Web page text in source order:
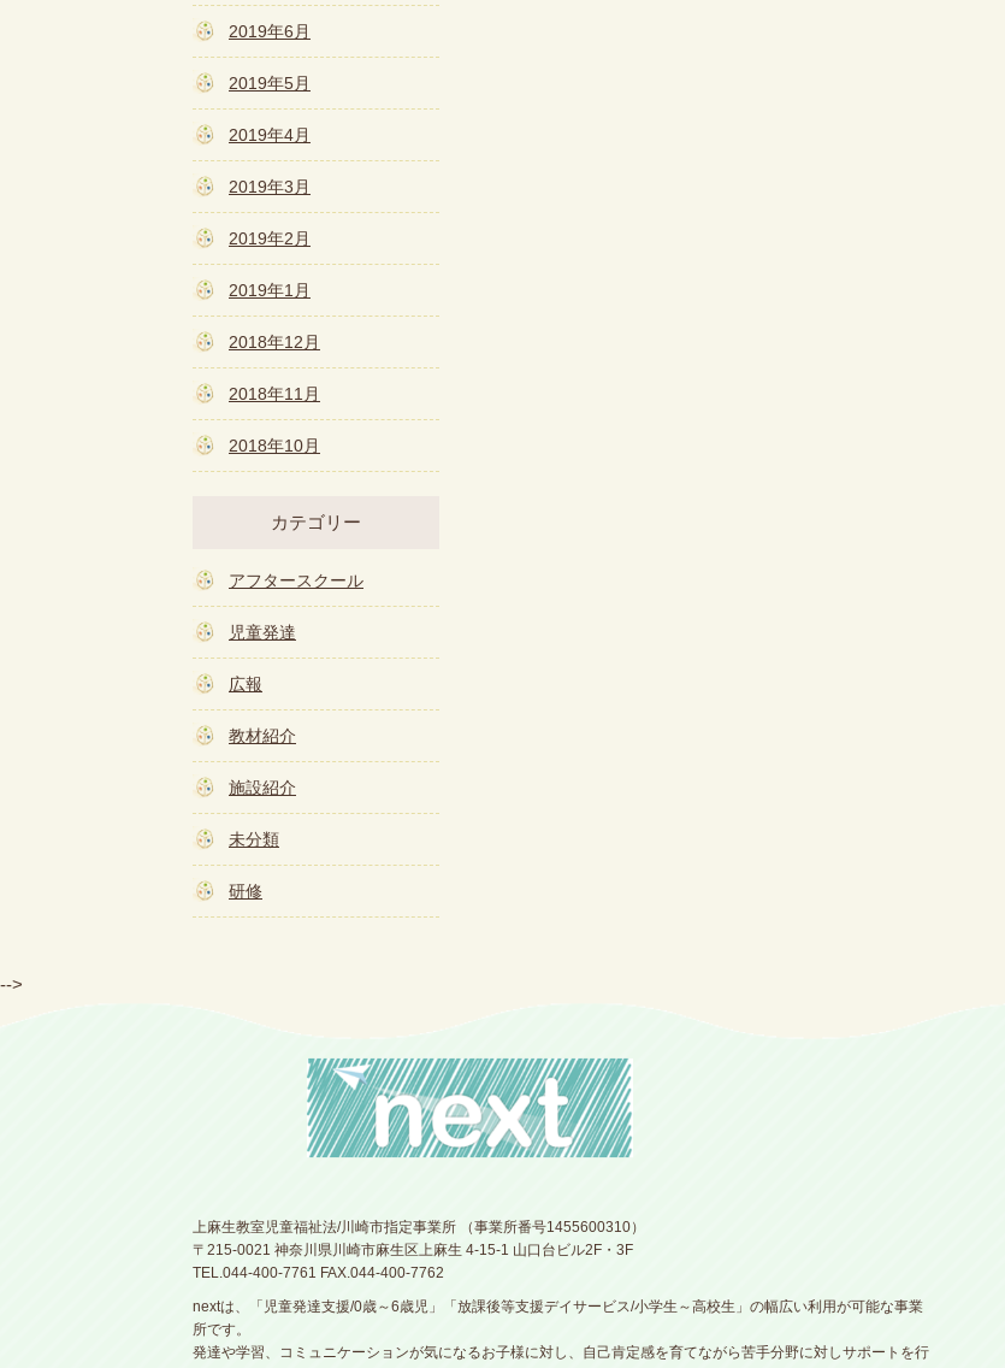
2019年6月
2019年5月
2019年4月
2019年3月
2019年2月
2019年1月
2018年12月
2018年11月
2018年10月
カテゴリー
アフタースクール
児童発達
広報
教材紹介
施設紹介
未分類
研修
-->
上麻生教室児童福祉法/川崎市指定事業所 （事業所番号1455600310）
〒215-0021 神奈川県川崎市麻生区上麻生 4-15-1 山口台ビル2F・3F
TEL.044-400-7761 FAX.044-400-7762
nextは、「児童発達支援/0歳～6歳児」「放課後等支援デイサービス/小学生～高校生」の幅広い利用が可能な事業
所です。
発達や学習、コミュニケーションが気になるお子様に対し、自己肯定感を育てながら苦手分野に対しサポートを行